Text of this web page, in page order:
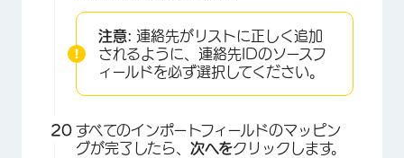
×
注意: 連絡先がリストに正しく追加
されるように、連絡先IDのソースフ
ィールドを必ず選択してください。
すべてのインポートフィールドのマッピン
グが完了したら、 次へをクリックします。